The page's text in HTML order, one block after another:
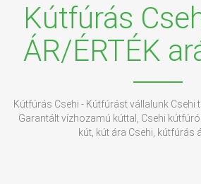
Kútfúrás
ÁR/ÉRTÉK
Kútfúrás Csehi - Kútfúrást vállalunk Csehi
Garantált vízhozamú kúttal, Csehi
kút, kút ára Csehi, kútfúrás